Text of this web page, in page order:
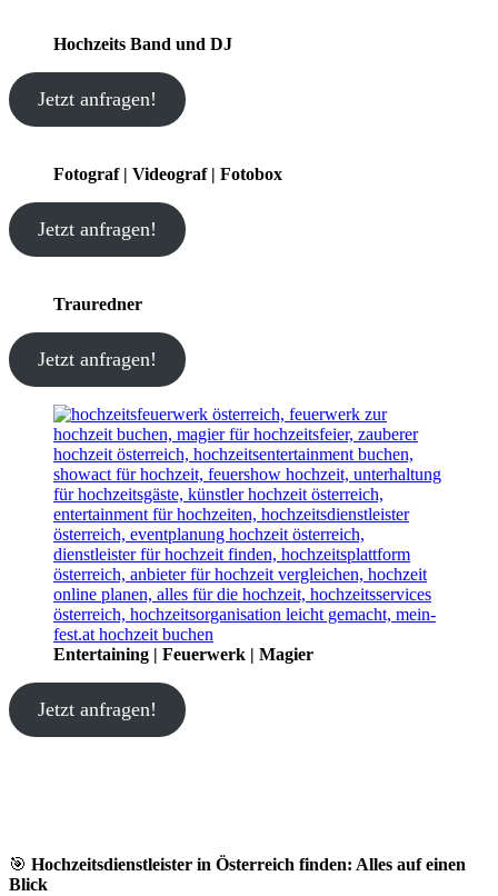
Hochzeits Band und DJ
Jetzt anfragen!
Fotograf | Videograf | Fotobox
Jetzt anfragen!
Trauredner
Jetzt anfragen!
Entertaining | Feuerwerk | Magier
Jetzt anfragen!
🎯 Hochzeitsdienstleister in Österreich finden: Alles auf einen
Blick